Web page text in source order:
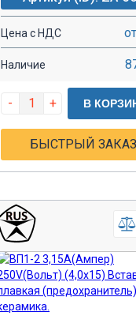
Цена с НДС
Наличие
- + В
БЫСТРЫЙ ЗАКАЗ